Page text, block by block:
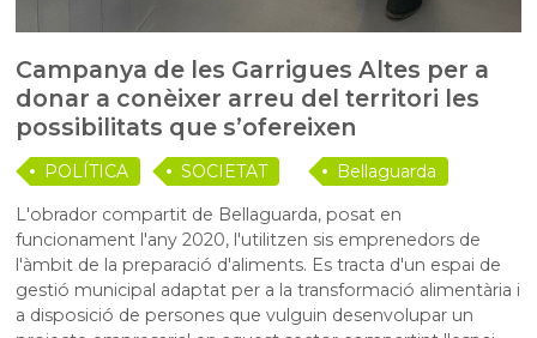
Campanya de les Garrigues Altes per a
donar a conèixer arreu del territori les
possibilitats que s’ofereixen
POLÍTICA SOCIETAT
Bellaguarda
L'obrador compartit de Bellaguarda, posat en
funcionament l'any 2020, l'utilitzen sis emprenedors de
l'àmbit de la preparació d'aliments. Es tracta d'un espai de
gestió municipal adaptat per a la transformació alimentària i
a disposició de persones que vulguin desenvolupar un